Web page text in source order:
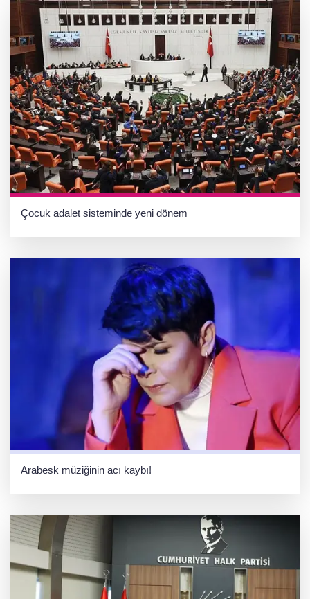
Çocuk adalet sisteminde yeni dönem
Arabesk müziğinin acı kaybı!